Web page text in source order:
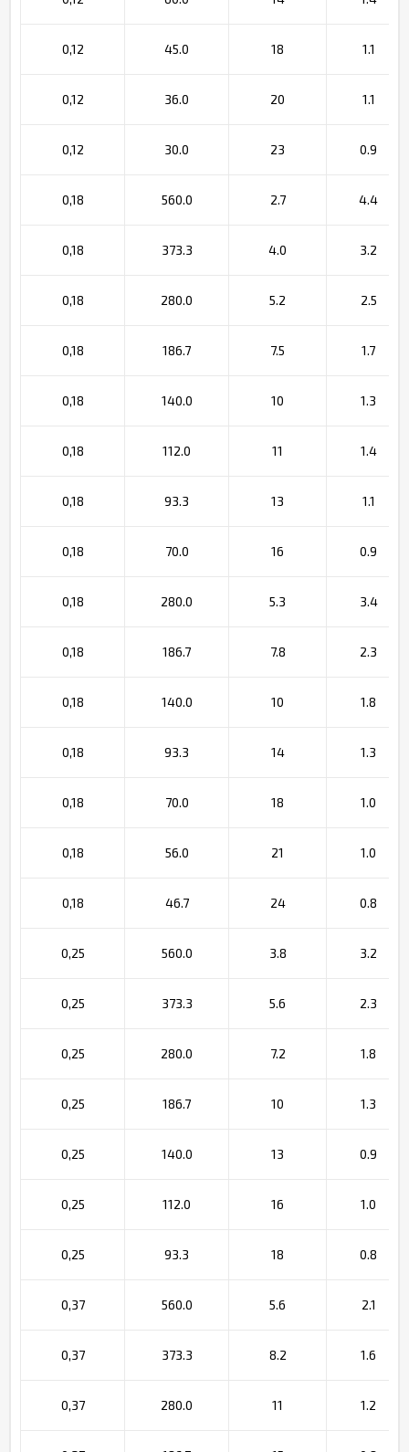
0,12 45.0 18 1.1
0,12 36.0 20 1.1
0,12 30.0 23 0.9
0,18 560.0 2.7 4.4
0,18 373.3 4.0 3.2
0,18 280.0 5.2 2.5
0,18 186.7 7.5 1.7
0,18 140.0 10 1.3
0,18 112.0 11 1.4
0,18 93.3 13 1.1
0,18 70.0 16 0.9
0,18 280.0 5.3 3.4
0,18 186.7 7.8 2.3
0,18 140.0 10 1.8
0,18 93.3 14 1.3
0,18 70.0 18 1.0
0,18 56.0 21 1.0
0,18 46.7 24 0.8
0,25 560.0 3.8 3.2
0,25 373.3 5.6 2.3
0,25 280.0 7.2 1.8
0,25 186.7 10 1.3
0,25 140.0 13 0.9
0,25 112.0 16 1.0
0,25 93.3 18 0.8
0,37 560.0 5.6 2.1
0,37 373.3 8.2 1.6
0,37 280.0 11 1.2